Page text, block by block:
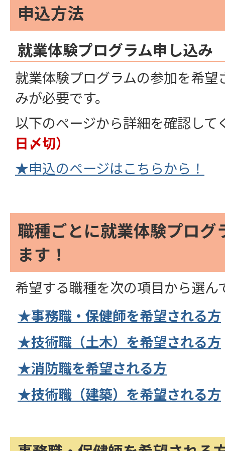
申込方法
就業体験プログラム申し込み
就業体験プログラムの参加を希望
みが必要です。
以下のページから詳細を確認して
日〆切）
★申込のページはこちらから！
職種ごとに就業体験プログ
ます！
希望する職種を次の項目から選ん
★事務職・保健師を希望される方
★技術職（土木）を希望される方
★消防職を希望される方
★技術職（建築）を希望される方